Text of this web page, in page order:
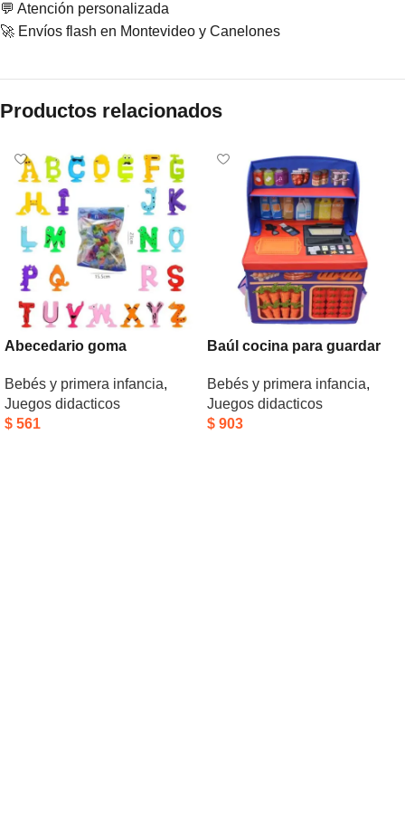
💬 Atención personalizada
🚀 Envíos flash en Montevideo y Canelones
Productos relacionados
Abecedario goma
Bebés y primera infancia,
Juegos didacticos
$ 561
Baúl cocina para guardar
Bebés y primera infancia,
Juegos didacticos
$ 903